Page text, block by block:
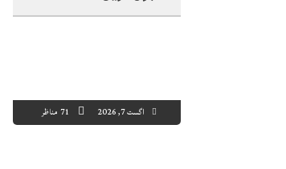
اگست 7, 2026 71 مناظر